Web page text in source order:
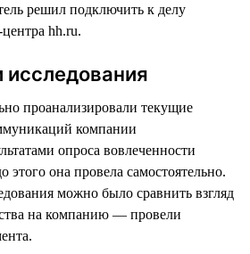
решил подключить к делу
hh.ru.
исследования
проанализировали текущие
компании
опроса вовлеченности
этого она провела самостоятельно.
можно было сравнить взгляд
на компанию — провели